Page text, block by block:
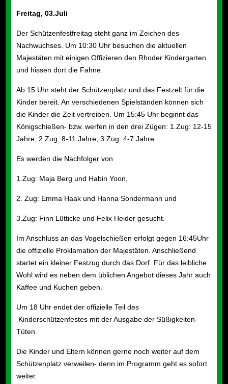
Freitag, 03.Juli
Der Schützenfestfreitag steht ganz im Zeichen des
Nachwuchses. Um 10:30 Uhr besuchen die aktuellen
Majestäten mit einigen Offizieren den Rhoder Kindergarten
und hissen dort die Fahne.
Ab 15 Uhr steht der Schützenplatz und das Festzelt für die
Kinder bereit. An verschiedenen Spielständen können sich
die Kinder die Zeit vertreiben. Um 15:45 Uhr beginnt das
Königschießen- bzw. werfen in den drei Zügen: 1.Zug: 12-15
Jahre; 2.Zug: 8-11 Jahre; 3.Zug: 4-7 Jahre.
Es werden die Nachfolger von
1.Zug: Maja Berg und Habin Yoon
2. Zug: Emma Haak und Hanna Sondermann und
3.Zug: Finn Lütticke und Felix Heider gesucht.
Im Anschluss an das Vogelschießen erfolgt gegen 16:45Uhr
die offizielle Proklamation der Majestäten. Anschließend
startet ein kleiner Festzug durch das Dorf. Für das leibliche
Wohl wird es neben dem üblichen Angebot dieses Jahr auch
Kaffee und Kuchen geben.
Um 18 Uhr endet der offizielle Teil des
Kinderschützenfestes mit der Ausgabe der Süßigkeiten-
Tüten.
Die Kinder und Eltern können gerne noch weiter auf dem
Schützenplatz verweilen- denn im Programm geht es sofort
weiter.